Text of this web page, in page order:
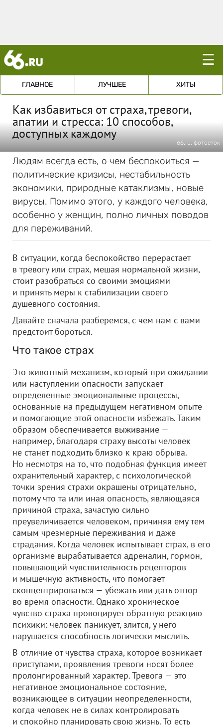
☰
ГЛАВНОЕ ЛУЧШЕЕ ХИТЫ
Как избавиться от страха, тревоги,
апатии и стресса: 10 способов,
доступных каждому
66.ru, фотосток
Людям всегда есть, о чем беспокоиться —
политические кризисы, нестабильность
экономики, природные катаклизмы, новые
вирусы. Помимо этого, у каждого человека,
особенно у женщин, полно личных поводов
для переживаний.
В ситуации, когда беспокойство перерастает
в тревогу или страх, мешая нормальной жизни,
стоит разобраться со своими эмоциями
и принять меры к стабилизации своего
душевного состояния.
Давайте сначала разберемся, с чем нам с вами
предстоит бороться.
Что такое страх
Это животный механизм, который при ожидании
или наступлении опасности запускает
определенные эмоциональные процессы,
основанные на предыдущем негативном опыте
и помогающие этой опасности избежать. Таким
образом обеспечивается выживание —
например, благодаря страху высоты человек
не станет подходить близко к краю обрыва.
Но несмотря на то, что подобная функция имеет
охранительный характер, с психологической
точки зрения страхи окрашены отрицательно,
потому что та или иная опасность, являющаяся
причиной страха, зачастую сильно
преувеличивается человеком, причиняя ему тем
самым чрезмерные переживания и даже
страдания. Когда человек испытывает страх, в его
организме вырабатывается адреналин, гормон,
повышающий чувствительность рецепторов
и мышечную активность, что помогает
сконцентрироваться — убежать или дать отпор
во время опасности. Однако хроническое
чувство страха провоцирует обратную реакцию
психики: человек паникует, злится, у него
нарушается способность логически мыслить.
В отличие от чувства страха, которое возникает
приступами, проявления тревоги носят более
пролонгированный характер. Тревога — это
негативное эмоциональное состояние,
возникающее в ситуации неопределенности,
когда человек не в силах контролировать
и спокойно планировать свою жизнь. То есть